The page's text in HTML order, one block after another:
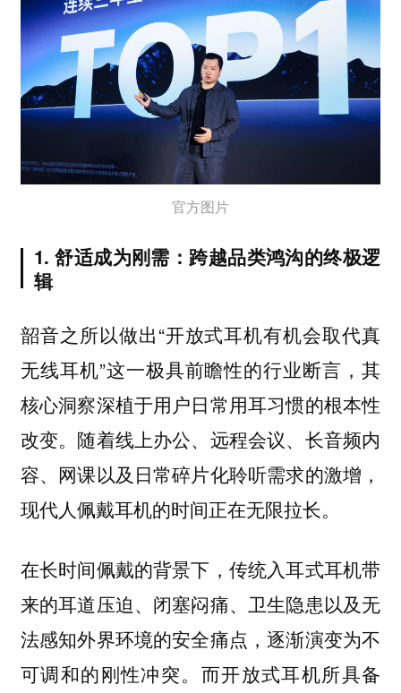
官方图片
1. 舒适成为刚需：跨越品类鸿沟的终极逻
辑
韶音之所以做出“开放式耳机有机会取代真
无线耳机”这一极具前瞻性的行业断言，其
核心洞察深植于用户日常用耳习惯的根本性
改变。随着线上办公、远程会议、长音频内
容、网课以及日常碎片化聆听需求的激增，
现代人佩戴耳机的时间正在无限拉长。
在长时间佩戴的背景下，传统入耳式耳机带
来的耳道压迫、闭塞闷痛、卫生隐患以及无
法感知外界环境的安全痛点，逐渐演变为不
可调和的刚性冲突。而开放式耳机所具备